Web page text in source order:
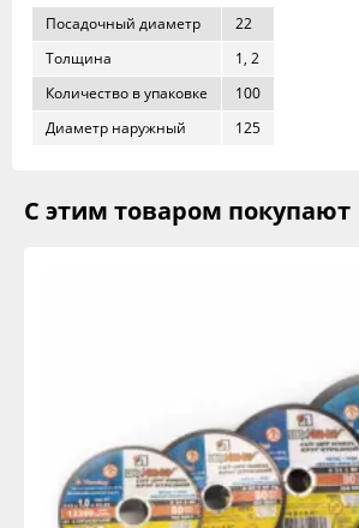
Посадочный диаметр
22
Толщина
1, 2
Количество в упаковке
100
Диаметр наружный
125
С этим товаром покупают